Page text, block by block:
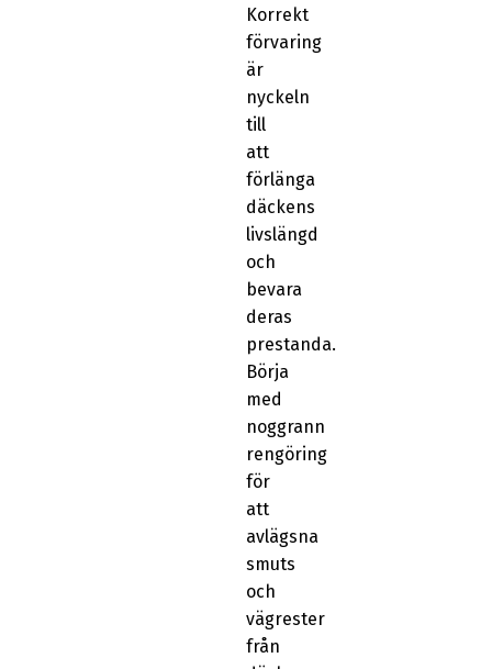
Korrekt
förvaring
är
nyckeln
till
att
förlänga
däckens
livslängd
och
bevara
deras
prestanda.
Börja
med
noggrann
rengöring
för
att
avlägsna
smuts
och
vägrester
från